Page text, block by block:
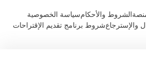
الشروط والأحكامسياسة الخصوصية
والإسترجاعشروط برنامج تقديم الإقتراحات